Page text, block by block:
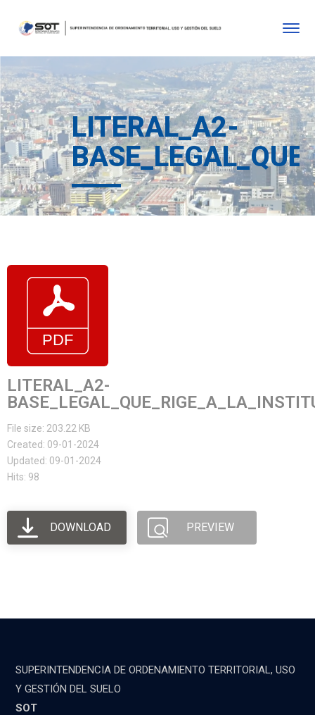
LITERAL_A2-
LITERAL_A2-
File size: 203.22 KB
Created: 09-01-2024
Updated: 09-01-2024
Hits: 98
DOWNLOAD PREVIEW
SUPERINTENDENCIA DE ORDENAMIENTO TERRITORIAL, USO
Y GESTIÓN DEL SUELO
SOT